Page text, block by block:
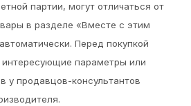
партии, могут отличаться от
в разделе «Вместе с этим
Перед покупкой
интересующие параметры или
у продавцов-консультантов